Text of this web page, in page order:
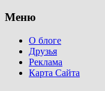
Меню
О блоге
Друзья
Реклама
Карта Сайта